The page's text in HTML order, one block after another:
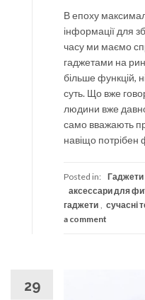
В епоху
інформації для
часу ми маємо
гаджетами на
більше функцій,
суть. Що вже
людини вже
само вважають
навіщо потрібен
Posted in: Гаджети
аксессари для
гаджети , сучасні
a comment
29